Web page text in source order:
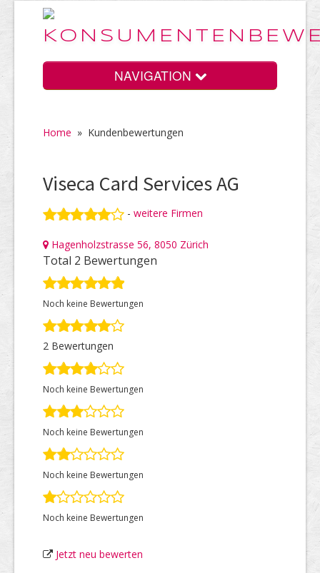
NAVIGATION
Home
Vorteile
Preise
HELP Awards
Top Firmen
Über uns
Home » Kundenbewertungen
Viseca Card Services AG
- weitere Firmen
Hagenholzstrasse 56, 8050 Zürich
Total 2 Bewertungen
Noch keine Bewertungen
2 Bewertungen
Noch keine Bewertungen
Noch keine Bewertungen
Noch keine Bewertungen
Noch keine Bewertungen
Jetzt neu bewerten